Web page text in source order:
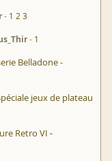
1 2 3
1
Belladone -
jeux de plateau
Retro VI